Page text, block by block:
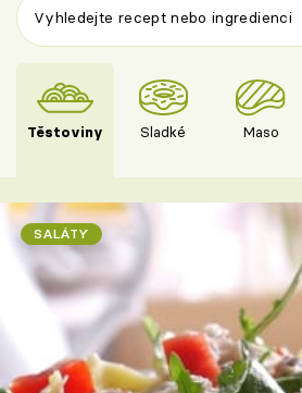
Těstoviny Sladké Maso
SALÁTY